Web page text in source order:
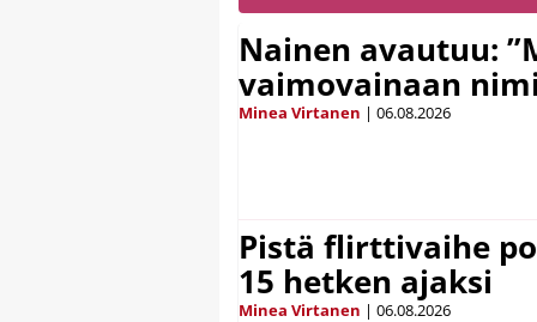
Nainen avautuu:
vaimovainaan
Minea Virtanen | 06.08.2026
Pistä flirttivaihe
15 hetken ajaksi
Minea Virtanen | 06.08.2026